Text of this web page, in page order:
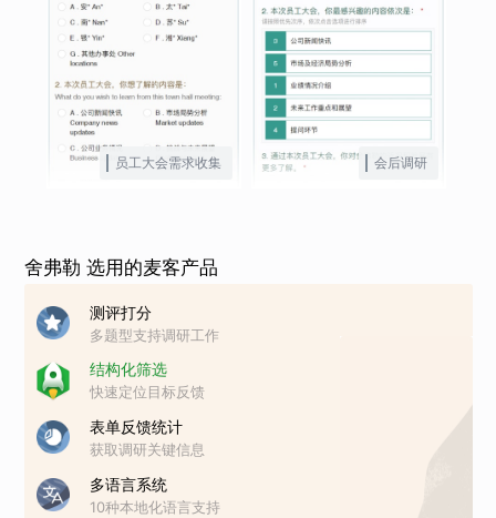
员工大会需求收集 会后调研
舍弗勒 选用的麦客产品
测评打分
多题型支持调研工作
结构化筛选
快速定位目标反馈
表单反馈统计
获取调研关键信息
多语言系统
10种本地化语言支持